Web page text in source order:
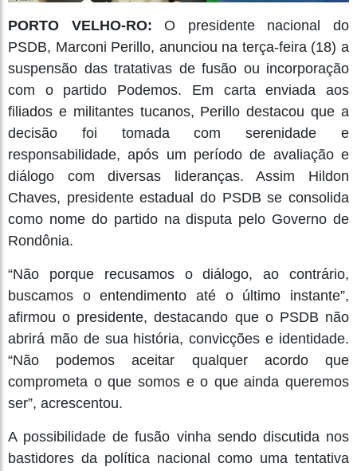
PORTO VELHO-RO: O presidente nacional do
PSDB, Marconi Perillo, anunciou na terça-feira (18) a
suspensão das tratativas de fusão ou incorporação
com o partido Podemos. Em carta enviada aos
filiados e militantes tucanos, Perillo destacou que a
decisão foi tomada com serenidade e
responsabilidade, após um período de avaliação e
diálogo com diversas lideranças. Assim Hildon
Chaves, presidente estadual do PSDB se consolida
como nome do partido na disputa pelo Governo de
Rondônia.
“Não porque recusamos o diálogo, ao contrário,
buscamos o entendimento até o último instante”,
afirmou o presidente, destacando que o PSDB não
abrirá mão de sua história, convicções e identidade.
“Não podemos aceitar qualquer acordo que
comprometa o que somos e o que ainda queremos
ser”, acrescentou.
A possibilidade de fusão vinha sendo discutida nos
bastidores da política nacional como uma tentativa